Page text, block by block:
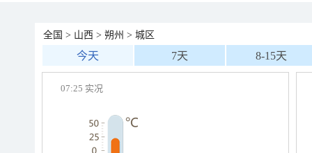
全国 > 山西 > 朔州 > 城区
今天 7天 8-15天
07:25 实况